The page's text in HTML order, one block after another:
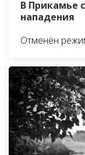
В Прикамье
нападения
Отменён